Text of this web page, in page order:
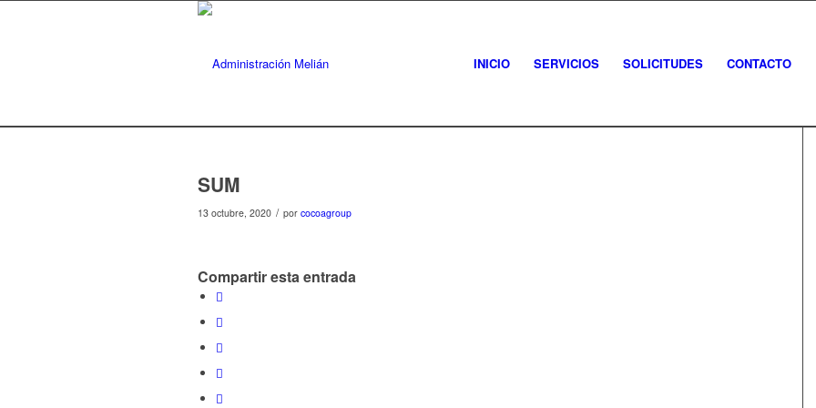
INICIO SERVICIOS SOLICITUDES CONTACTO
SUM
13 octubre, 2020 / por cocoagroup
Compartir esta entrada